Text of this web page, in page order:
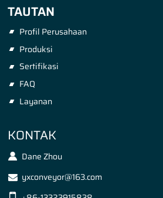
TAUTAN
Profil Perusahaan
Produksi
Sertifikasi
FAQ
Layanan
KONTAK
Dane Zhou
yxconveyor@163.com